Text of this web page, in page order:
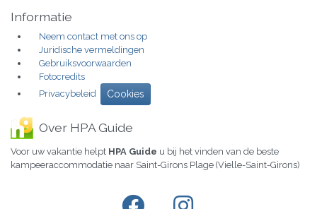
Informatie
Neem contact met ons op
Juridische vermeldingen
Gebruiksvoorwaarden
Fotocredits
Privacybeleid
Cookies
Over HPA Guide
Voor uw vakantie helpt HPA Guide u bij het vinden van de beste
kampeeraccommodatie naar Saint-Girons Plage (Vielle-Saint-Girons)